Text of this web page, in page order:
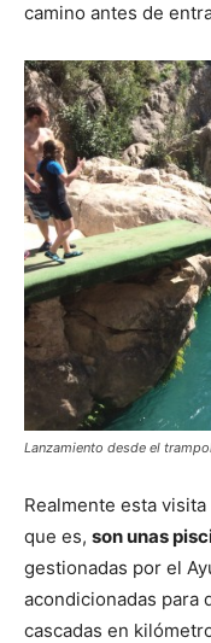
camino antes de
Lanzamiento desde el
Realmente esta
que es, son unas
gestionadas por el
acondicionadas para
cascadas en